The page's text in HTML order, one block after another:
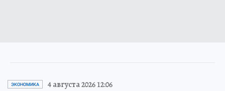
ЭКОНОМИКА 4 августа 2026 12:06